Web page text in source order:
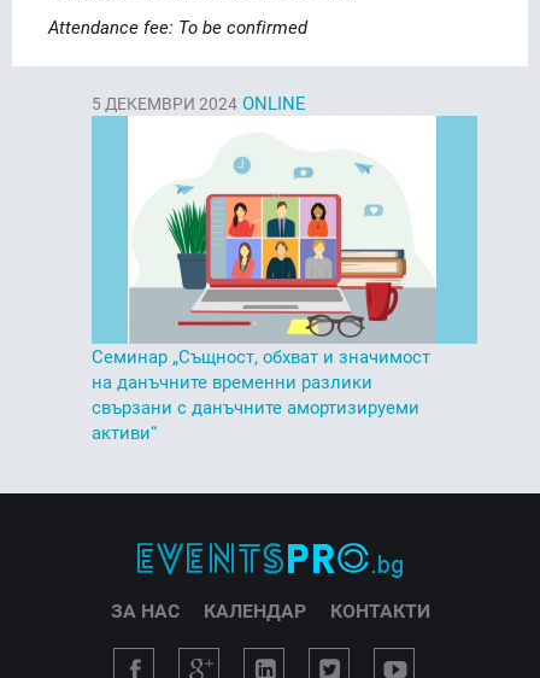
Attendance fee: To be confirmed
5 ДЕКЕМВРИ 2024 ONLINE
Семинар „Същност, обхват и значимост
на данъчните временни разлики
свързани с данъчните амортизируеми
активи“
ЗА НАС КАЛЕНДАР КОНТАКТИ